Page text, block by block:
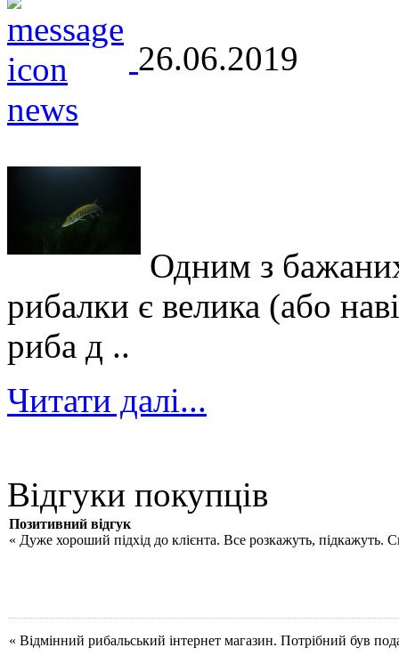
26.06.2019
Одним з
рибалки є велика (або
риба д ..
Читати далі...
Відгуки покупців
Позитивний відгук
« Дуже хороший підхід до клієнта. Все розкажуть, підкажуть.
« Відмінний рибальський інтернет магазин. Потрібний був